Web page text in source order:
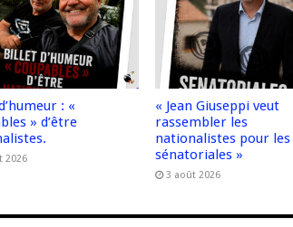
: «
» d’être
2026
« Jean Giuseppi veut
rassembler les
nationalistes pour les
sénatoriales »
3 août 2026